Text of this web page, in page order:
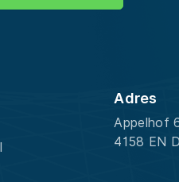
Adres
Appelhof
4158 EN